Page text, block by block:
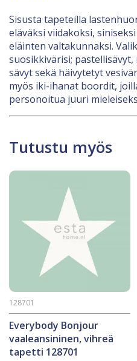
Sisusta tapeteilla
eläväksi viidakoksi,
eläinten valtakunnaksi.
suosikkivärisi;
sävyt sekä häivytetyt
myös iki-ihanat boordit,
personoitua juuri
Tutustu myös
Everybody Bonjour
vaaleansininen, vihreä
tapetti 128701
128701